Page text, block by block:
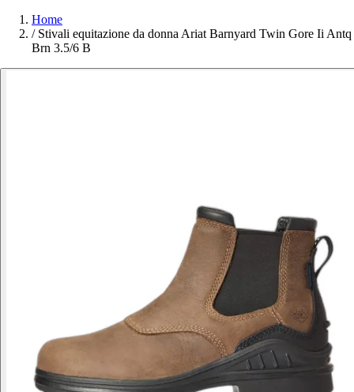
Home
/ Stivali equitazione da donna Ariat Barnyard Twin Gore Ii Antq
Brn 3.5/6 B